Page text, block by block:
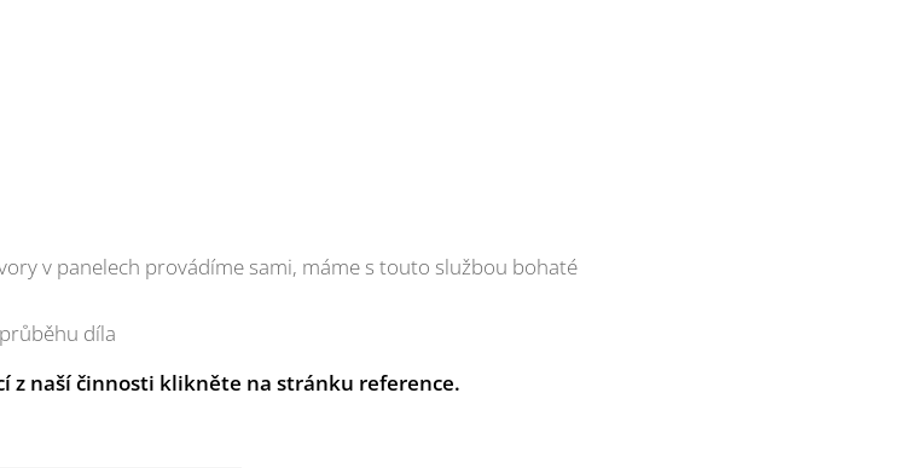
v panelech provádíme sami, máme s touto službou bohaté
díla
z naší činnosti klikněte na stránku reference.